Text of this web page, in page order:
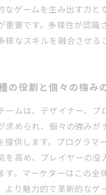
なゲームを生み出す力
重要です。多様性が認
様なスキルを融合させる
の役割と個々の強み
ームは、デザイナー、
求められ、個々の強み
提供します。プログラマ
を高め、プレイヤーの
す。マーケターはこの
より魅力的で革新的なゲ